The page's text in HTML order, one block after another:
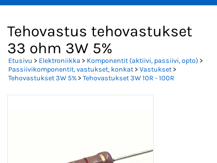
Tehovastus tehovastukset
33 ohm 3W 5%
Etusivu > Elektroniikka > Komponentit (aktiivi, passiivi, opto) >
Passiivikomponentit, vastukset, konkat> Vastukset>
Tehovastukset 3W 5%> Tehovastukset 3W 10R - 100R